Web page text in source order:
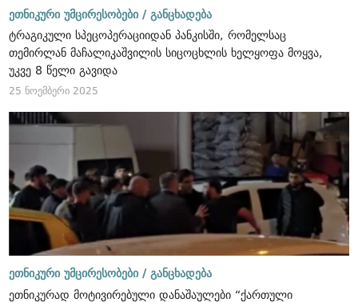
ეთნიკური უმცირესობები / განცხადება
ტრაგიკული სპეცოპერაციიდან პანკისში, რომელსაც
თემირლან მაჩალიკაშვილის სიცოცხლის ხელყოფა მოყვა,
უკვე 8 წელი გავიდა
25 ნოემბერი 2025
ეთნიკური უმცირესობები / განცხადება
ეთნიკურად მოტივირებული დანაშაულები “ქართული